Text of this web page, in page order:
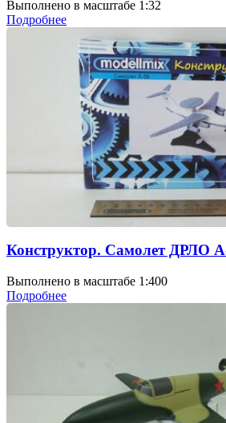
Выполнено в масштабе 1:32
Подробнее
Конструктор. Самолет ДРЛО
Выполнено в масштабе 1:400
Подробнее